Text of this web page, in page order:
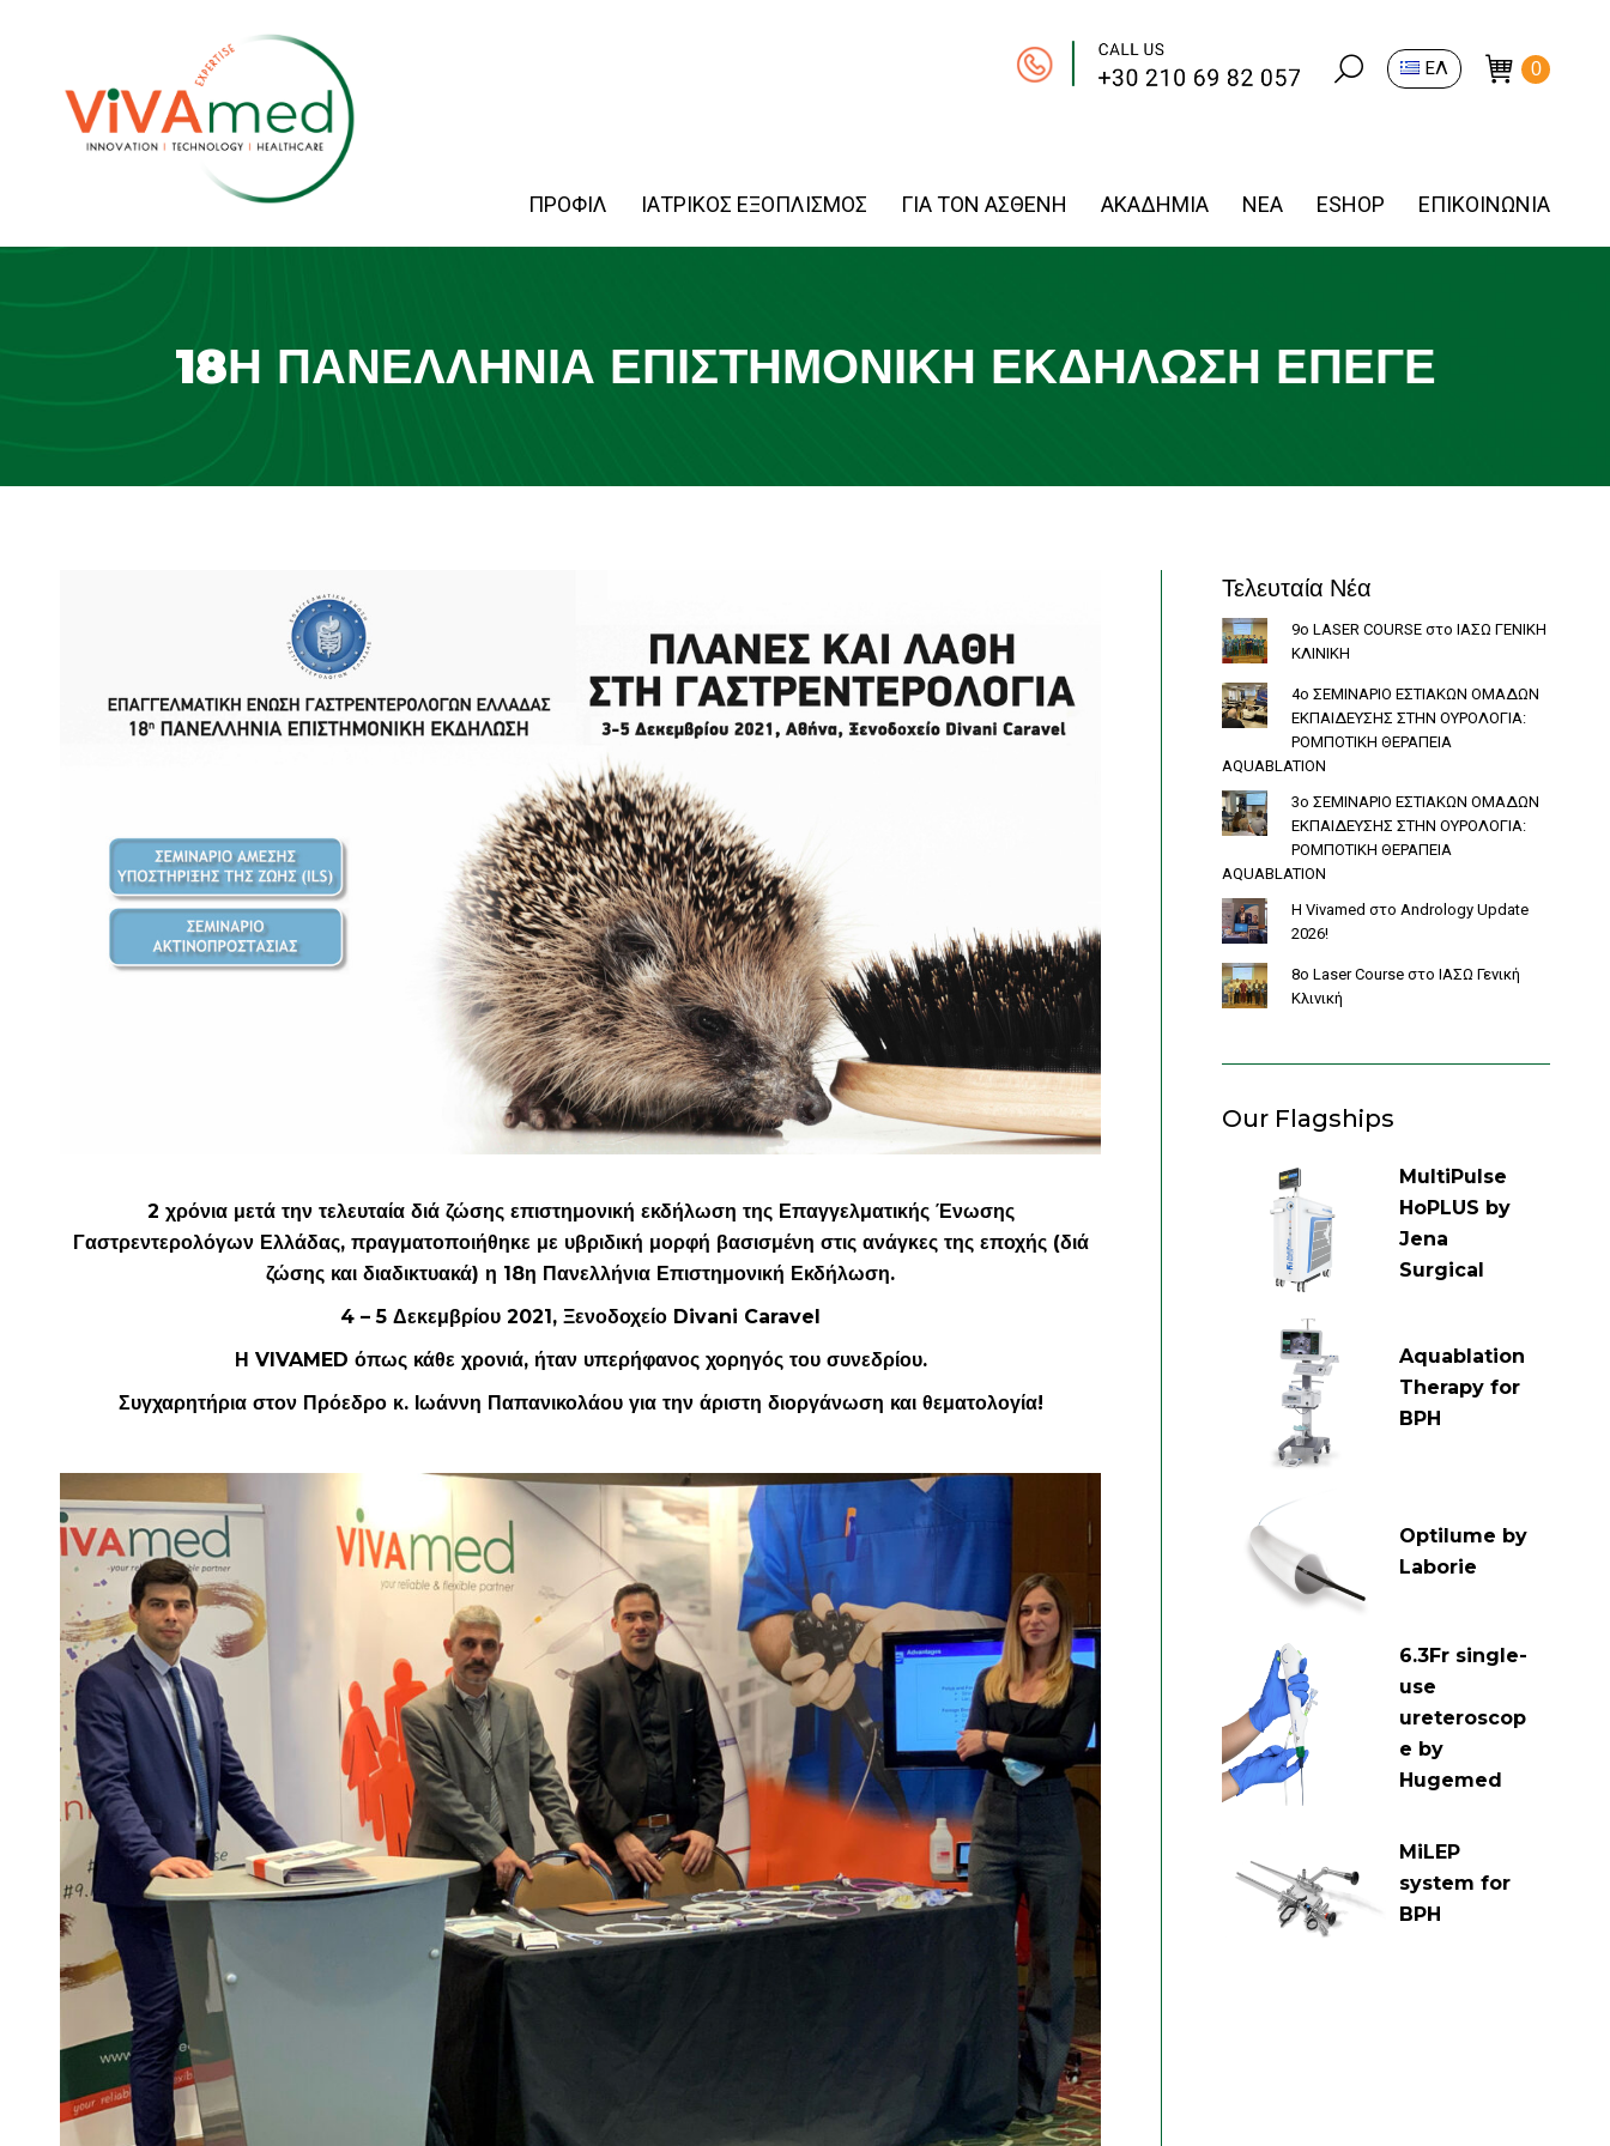
Search: ΕΛ 0
ΠΡΟΦΙΛ ΙΑΤΡΙΚΟΣ ΕΞΟΠΛΙΣΜΟΣ ΓΙΑ ΤΟΝ ΑΣΘΕΝΗ ΑΚΑΔΗΜΙΑ ΝΕΑ ESHOP ΕΠΙΚΟΙΝΩΝΙΑ
18Η ΠΑΝΕΛΛΉΝΙΑ ΕΠΙΣΤΗΜΟΝΙΚΉ ΕΚΔΉΛΩΣΗ ΕΠΕΓΕ
2 χρόνια μετά την τελευταία διά ζώσης επιστημονική εκδήλωση της Επαγγελματικής Ένωσης
Γαστρεντερολόγων Ελλάδας, πραγματοποιήθηκε με υβριδική μορφή βασισμένη στις ανάγκες της εποχής (διά
ζώσης και διαδικτυακά) η 18η Πανελλήνια Επιστημονική Εκδήλωση.
4 – 5 Δεκεμβρίου 2021, Ξενοδοχείο Divani Caravel
Η VIVAMED όπως κάθε χρονιά, ήταν υπερήφανος χορηγός του συνεδρίου.
Συγχαρητήρια στον Πρόεδρο κ. Ιωάννη Παπανικολάου για την άριστη διοργάνωση και θεματολογία!
Τελευταία Νέα
9ο LASER COURSE στο ΙΑΣΩ ΓΕΝΙΚΗ
ΚΛΙΝΙΚΗ
4ο ΣΕΜΙΝΑΡΙΟ ΕΣΤΙΑΚΩΝ ΟΜΑΔΩΝ
ΕΚΠΑΙΔΕΥΣΗΣ ΣΤΗΝ ΟΥΡΟΛΟΓΙΑ:
ΡΟΜΠΟΤΙΚΗ ΘΕΡΑΠΕΙΑ
AQUABLATION
3ο ΣΕΜΙΝΑΡΙΟ ΕΣΤΙΑΚΩΝ ΟΜΑΔΩΝ
ΕΚΠΑΙΔΕΥΣΗΣ ΣΤΗΝ ΟΥΡΟΛΟΓΙΑ:
ΡΟΜΠΟΤΙΚΗ ΘΕΡΑΠΕΙΑ
AQUABLATION
Η Vivamed στο Andrology Update
2026!
8o Laser Course στο ΙΑΣΩ Γενική
Κλινική
Our Flagships
MultiPulse
HoPLUS by
Jena
Surgical
Aquablation
Therapy for
BPH
Optilume by
Laborie
6.3Fr single-
use
ureteroscop
e by
Hugemed
MiLEP
system for
BPH